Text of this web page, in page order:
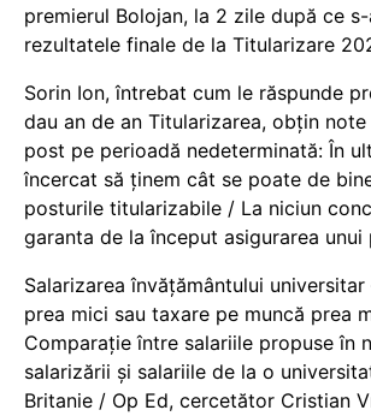
premierul Bolojan, la 2 zile după ce
rezultatele finale de la Titularizare
Sorin Ion, întrebat cum le răspunde
dau an de an Titularizarea, obțin note
post pe perioadă nedeterminată: În
încercat să ținem cât se poate de
posturile titularizabile / La niciun
garanta de la început asigurarea unui
Salarizarea învățământului
prea mici sau taxare pe muncă prea
Comparație între salariile propuse în
salarizării și salariile de la o
Britanie / Op Ed, cercetător Cristian